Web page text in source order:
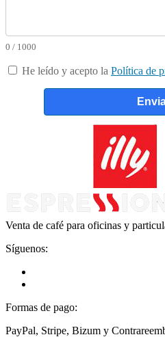
0 / 1000
He leído y acepto la Política de
Venta de café para oficinas y
Síguenos:
Formas de pago:
PayPal, Stripe, Bizum y